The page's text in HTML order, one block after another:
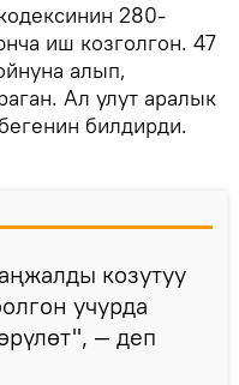
280-
иш козголгон. 47
алып,
Ал улут аралык
билдирди.
козутуу
учурда
— деп